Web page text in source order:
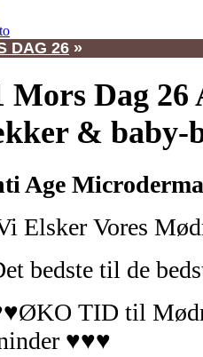
DAG 26 »
Mors Dag
& baby-
Age
Elsker Vores
bedste til de
TID til
♥♥♥